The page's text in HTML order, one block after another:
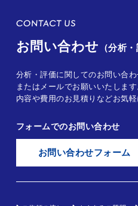
お問い合わせ （分析
分析・評価に関してのお問い合
またはメールでお願いいたします
内容や費用のお見積りなどお気軽
フォームでのお問い合わせ
お問い合わせフォーム